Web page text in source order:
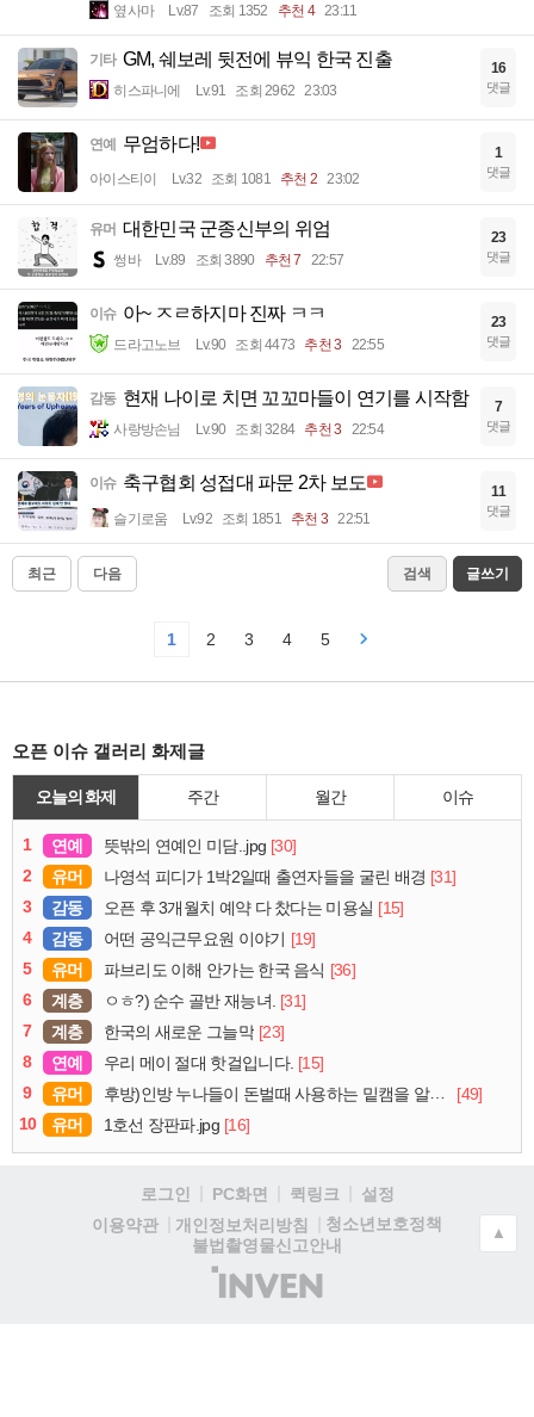
옆사마 Lv.87 조회 1352 추천 4 23:11
기타 GM, 쉐보레 뒷전에 뷰익 한국 진출
히스파니에 Lv.91 조회 2962 23:03
16
댓글
연예 무엄하다!
아이스티이 Lv.32 조회 1081 추천 2 23:02
1
댓글
유머 대한민국 군종신부의 위엄
썽바 Lv.89 조회 3890 추천 7 22:57
23
댓글
이슈 아~ ㅈㄹ하지마 진짜 ㅋㅋ
드라고노브 Lv.90 조회 4473 추천 3 22:55
23
댓글
감동 현재 나이로 치면 꼬꼬마들이 연기를 시작함
사랑방손님 Lv.90 조회 3284 추천 3 22:54
7
댓글
이슈 축구협회 성접대 파문 2차 보도
슬기로움 Lv.92 조회 1851 추천 3 22:51
11
댓글
최근 다음 검색 글쓰기
1 2 3 4 5
오픈 이슈 갤러리 화제글
오늘의 화제 주간 월간 이슈
1 연예 뜻밖의 연예인 미담..jpg [30]
2
유머 나영석 피디가 1박2일때 출연자들을 굴린 배경 [31]
3
감동 오픈 후 3개월치 예약 다 찼다는 미용실 [15]
4
감동 어떤 공익근무요원 이야기 [19]
5
유머 파브리도 이해 안가는 한국 음식 [36]
6
계층 ㅇㅎ?) 순수 골반 재능녀. [31]
7
계층 한국의 새로운 그늘막 [23]
8
연예 우리 메이 절대 핫걸입니다. [15]
9
유머 후방)인방 누나들이 돈벌때 사용하는 밑캠을 알아보자
[49]
10
유머 1호선 장판파.jpg [16]
로그인 PC화면 퀵링크
설정
이용약관
개인정보처리방침
청소년보호정책
불법촬영물신고안내
(주)
인
▲